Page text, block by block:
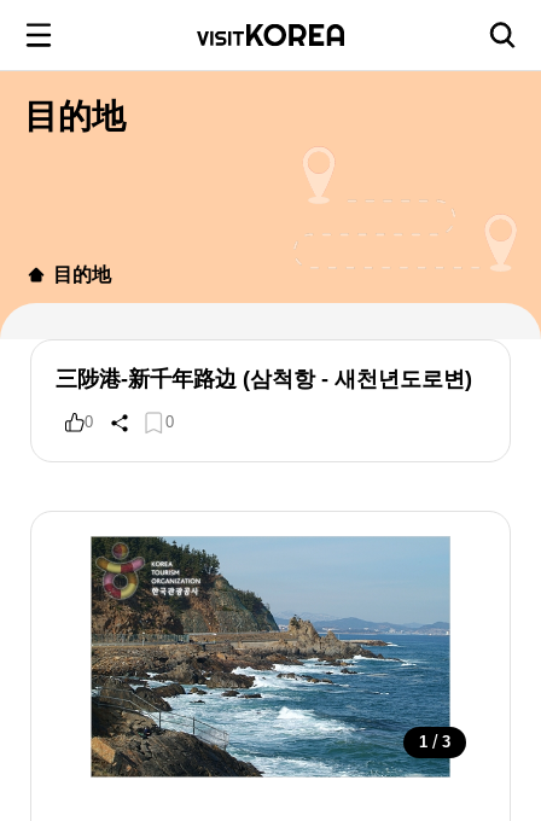
目的地
目的地
三陟港-新千年路边 (삼척항 - 새천년도로변)
0 0
1 / 3